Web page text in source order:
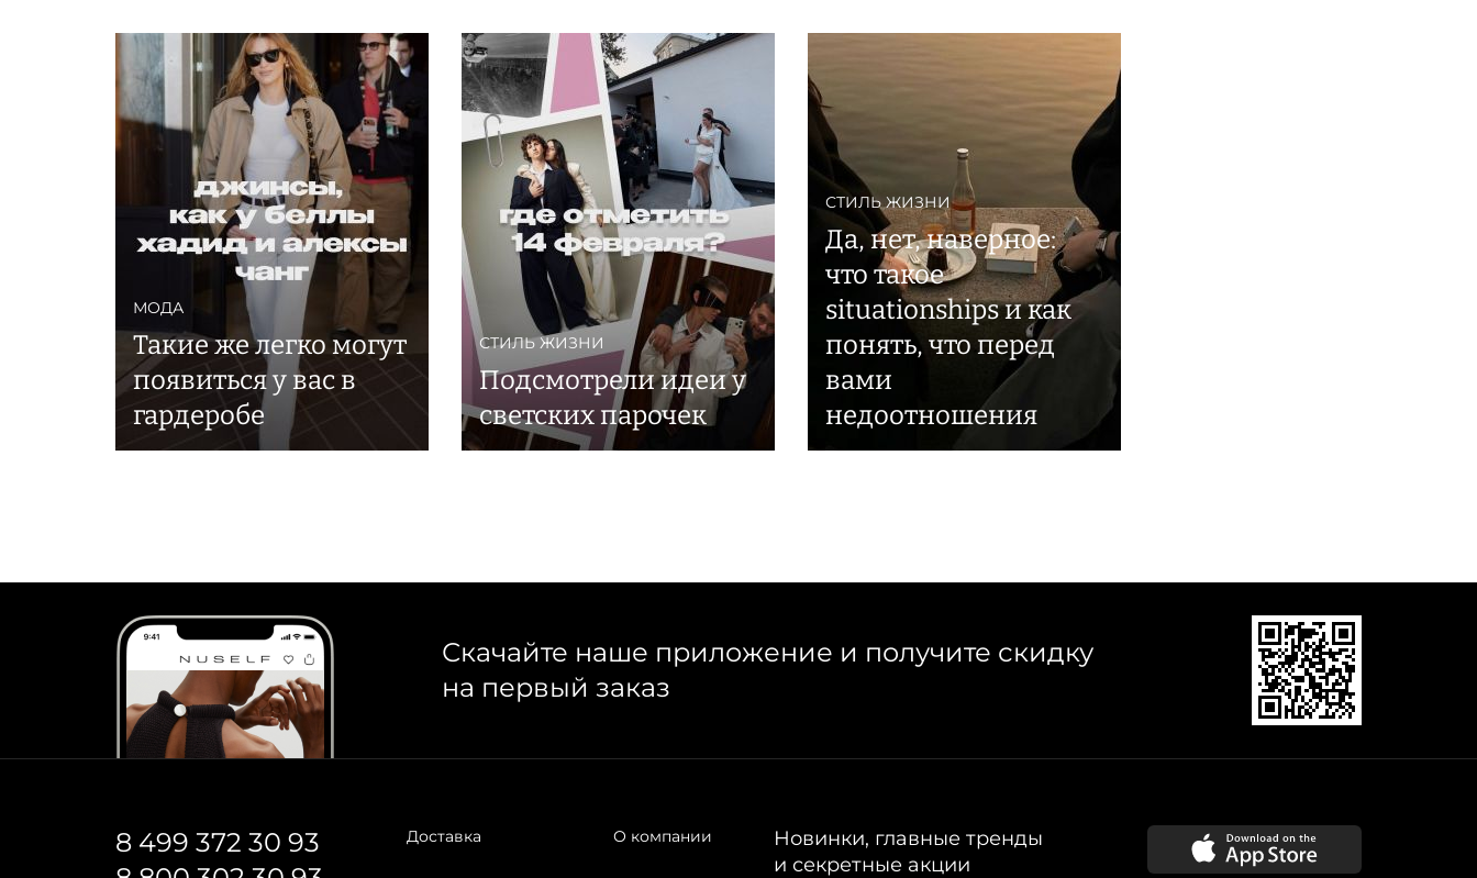
МОДА
Такие же легко могут
появиться у вас в
гардеробе
СТИЛЬ ЖИЗНИ
Подсмотрели идеи у
светских парочек
СТИЛЬ ЖИЗНИ
Да, нет, наверное:
что такое
situationships и как
понять, что перед
вами
недоотношения
Скачайте наше приложение и получите скидку
на первый заказ
8 499 372 30 93
Доставка О компании
Новинки, главные тренды
и секретные акции